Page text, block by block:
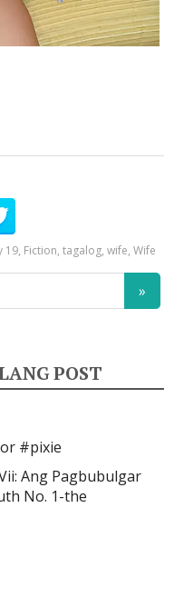
19, Fiction,tagalog,wife,Wife
POST
#pixie
Ang Pagbubulgar
No. 1-the